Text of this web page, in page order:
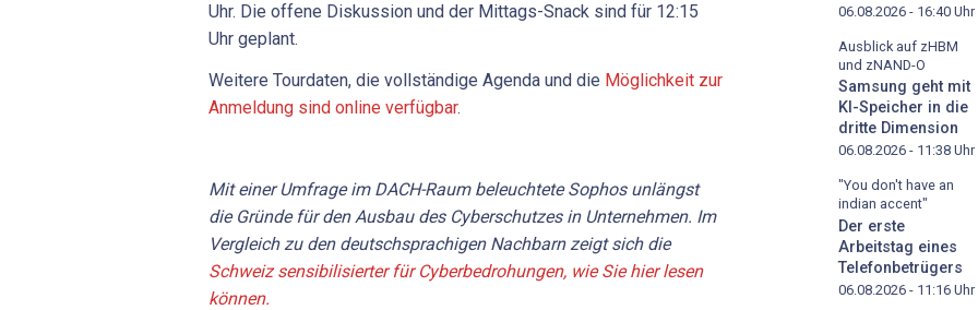
Uhr. Die offene Diskussion und der Mittags-Snack sind für 12:15
Uhr geplant.
Weitere Tourdaten, die vollständige Agenda und die Möglichkeit zur
Anmeldung sind online verfügbar.
Mit einer Umfrage im DACH-Raum beleuchtete Sophos unlängst
die Gründe für den Ausbau des Cyberschutzes in Unternehmen. Im
Vergleich zu den deutschsprachigen Nachbarn zeigt sich die
Schweiz sensibilisierter für Cyberbedrohungen, wie Sie hier lesen
können.
06.08.2026 - 16:40 Uhr
Ausblick auf zHBM
und zNAND-O
Samsung geht mit
KI-Speicher in die
dritte Dimension
06.08.2026 - 11:38 Uhr
"You don't have an
indian accent"
Der erste
Arbeitstag eines
Telefonbetrügers
06.08.2026 - 11:16 Uhr